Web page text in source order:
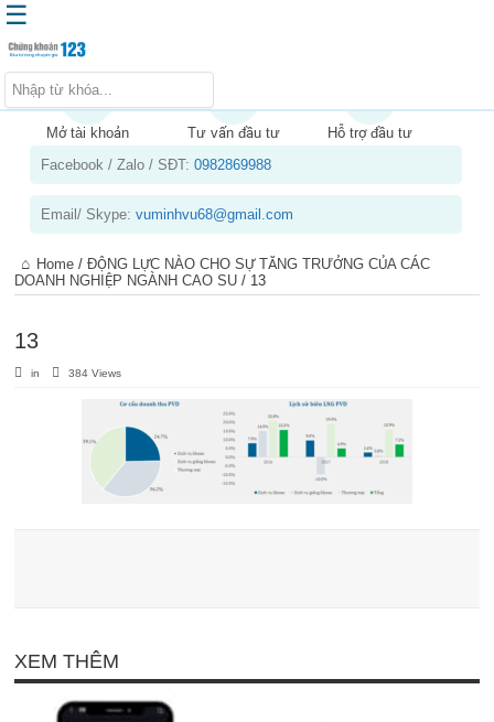
Trang chủ
Kiến thức chứng khoán
Kinh nghiệm đầu tư
Sản phẩm – dịch vụ
Chứng khoán phái sinh
☰
Mở tài khoản Tư vấn đầu tư
Hỗ trợ đầu tư
Facebook / Zalo / SĐT:0982869988
Email/ Skype:vuminhvu68@gmail.com
Home /ĐỘNG LỰC NÀO CHO SỰ TĂNG TRƯỞNG CỦA CÁC
DOANH NGHIỆP NGÀNH CAO SU / 13
13
in 384 Views
XEM THÊM